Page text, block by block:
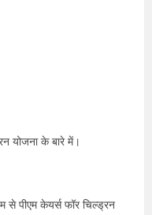
योजना के बारे में।
से पीएम केयर्स फॉर चिल्ड्रन